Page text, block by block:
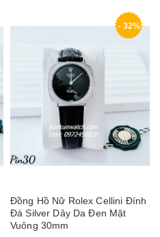
- 32%
Đồng Hồ Nữ Rolex Cellini Đính
Đá Silver Dây Da Đen Mặt
Vuông 30mm